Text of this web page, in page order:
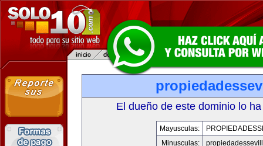
El dueño de este dominio lo
Mayusculas:
Minusculas: